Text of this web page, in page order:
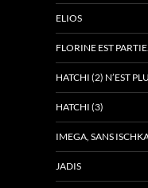
ELIOS
FLORINE EST
HATCHI (2) N’EST
HATCHI (3)
IMEGA, SANS
JADIS